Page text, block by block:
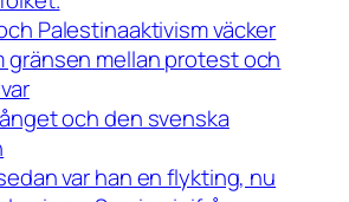
Palestinaaktivism väcker
gränsen mellan protest och
och den svenska
var han en flykting, nu